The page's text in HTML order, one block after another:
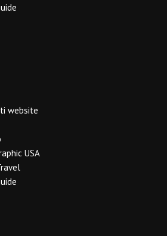
website
USA